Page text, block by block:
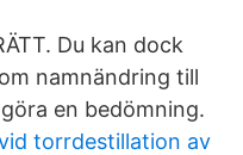
Du kan dock
namnändring till
en bedömning.
torrdestillation av